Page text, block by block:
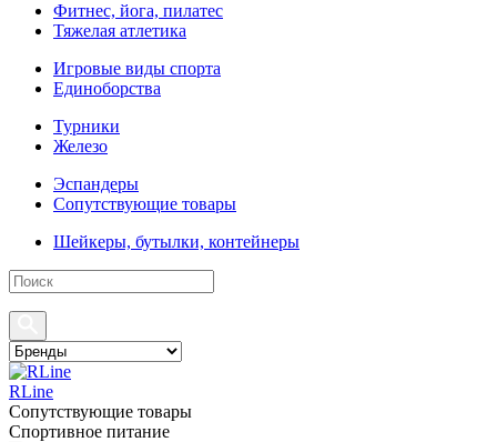
Фитнес, йога, пилатес
Тяжелая атлетика
Игровые виды спорта
Единоборства
Турники
Железо
Эспандеры
Сопутствующие товары
Шейкеры, бутылки, контейнеры
RLine
Сопутствующие товары
Спортивное питание